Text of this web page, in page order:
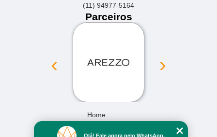
(11) 94977-5164
Parceiros
‹ ›
Home
Olá! Fale agora pelo WhatsApp.